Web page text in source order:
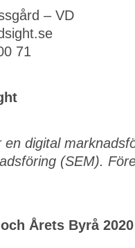
– VD
71
en digital
(SEM).
Årets Byrå 2020